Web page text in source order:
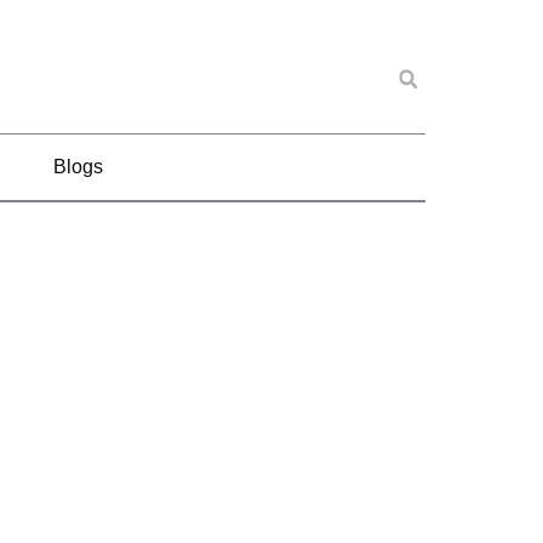
Blogs